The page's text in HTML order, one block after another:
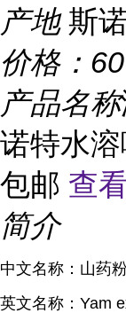
产地 斯
价格： 60
产品名称
诺特水
包邮 查
简介
中文名称：山药
英文名称：Yam